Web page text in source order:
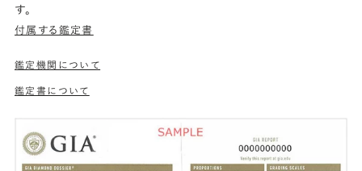
す。
付属する鑑定書
鑑定機関について
鑑定書について